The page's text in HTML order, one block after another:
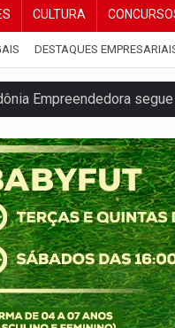
CULTURA
DESTAQUES
Empreendedora
de Porto Velho pede
e exames
R$ 8,5 bilhões e RO
celebração gratuita
Madeira termina com
milhões